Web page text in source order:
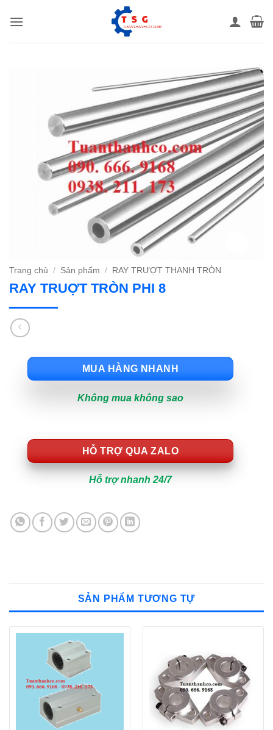
qua
Trang chủ / Sản phẩm / RAY TRƯỢT THANH TRÒN
RAY TRUỢT TRÒN PHI 8
MUA HÀNG NHANH
Không mua không sao
HỖ TRỢ QUA ZALO
Hỗ trợ nhanh 24/7
SẢN PHẨM TƯƠNG TỰ